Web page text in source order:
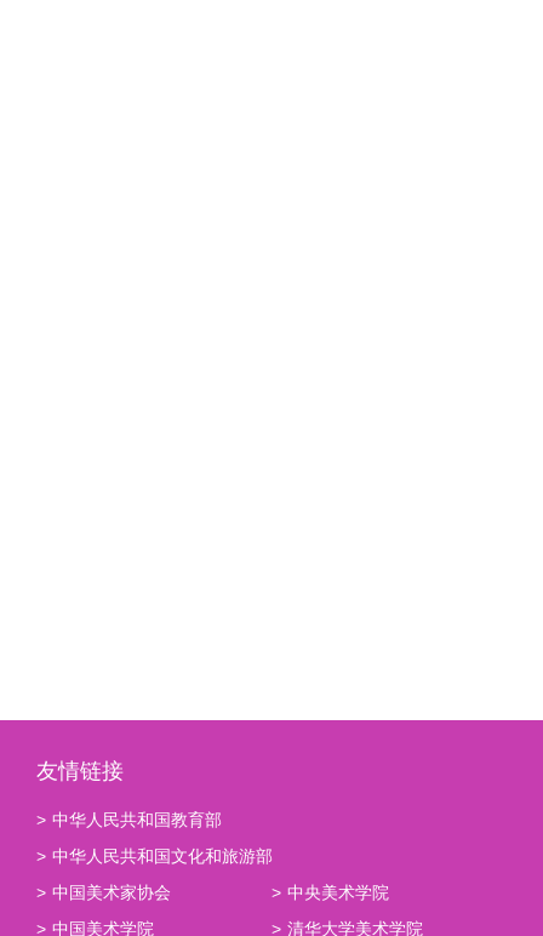
友情链接
> 中华人民共和国教育部
> 中华人民共和国文化和旅游部
> 中国美术家协会 > 中央美术学院
> 中国美术学院 > 清华大学美术学院